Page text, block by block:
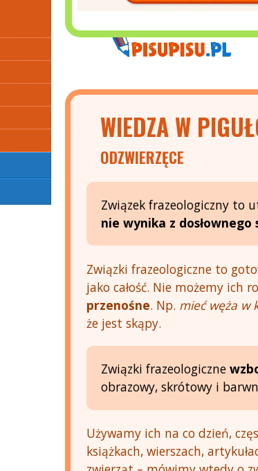
WIEDZA W
ODZWIERZĘCE
Związek frazeologiczny to
nie wynika z dosłownego
Związki frazeologiczne to
jako całość. Nie możemy ich
przenośne. Np. mieć węża w
że jest skąpy.
Związki frazeologiczne
obrazowy, skrótowy i
Używamy ich na co dzień,
książkach, wierszach,